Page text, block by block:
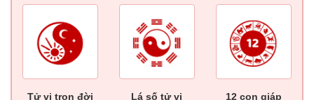
Tử vi trọn đời Lá số tử vi 12 con giáp